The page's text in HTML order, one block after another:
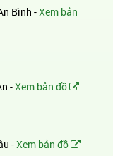
Bình -Xem bản
-Xem bản đồ
-Xem bản đồ